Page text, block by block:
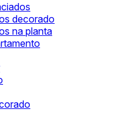
decorado
na planta